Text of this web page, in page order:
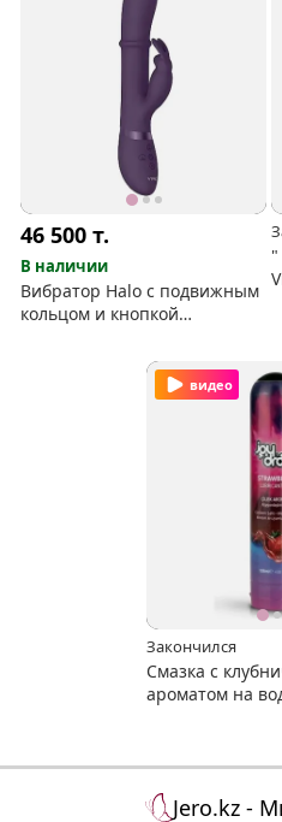
46 500т.
В наличии
Вибратор Halo с подвижным
кольцом и кнопкой
видео
Закончился
Смазка с
ароматом на
Jero.kz -